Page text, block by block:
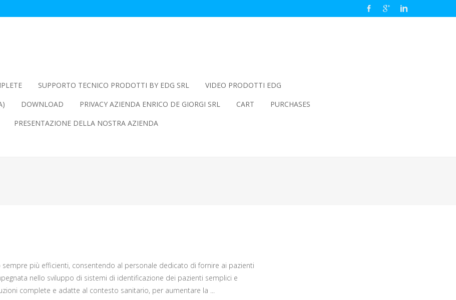
SUPPORTO TECNICO PRODOTTI BY EDG SRL
VIDEO PRODOTTI EDG
DOWNLOAD PRIVACY AZIENDA ENRICO DE GIORGI SRL CART
PURCHASES
PRESENTAZIONE DELLA NOSTRA AZIENDA
più efficienti, consentendo al personale dedicato di fornire ai pazienti
nello sviluppo di sistemi di identificazione dei pazienti semplici e
complete e adatte al contesto sanitario, per aumentare la ...